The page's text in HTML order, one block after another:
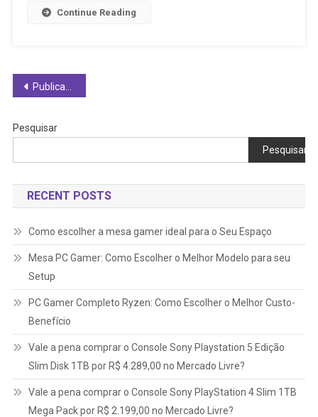
Continue Reading
Navegação
posts
Publicações mais antigas
Pesquisar
Pesquisar
RECENT POSTS
Como escolher a mesa gamer ideal para o Seu Espaço
Mesa PC Gamer: Como Escolher o Melhor Modelo para seu
Setup
PC Gamer Completo Ryzen: Como Escolher o Melhor Custo-
Benefício
Vale a pena comprar o Console Sony Playstation 5 Edição
Slim Disk 1TB por R$ 4.289,00 no Mercado Livre?
Vale a pena comprar o Console Sony PlayStation 4 Slim 1TB
Mega Pack por R$ 2.199,00 no Mercado Livre?